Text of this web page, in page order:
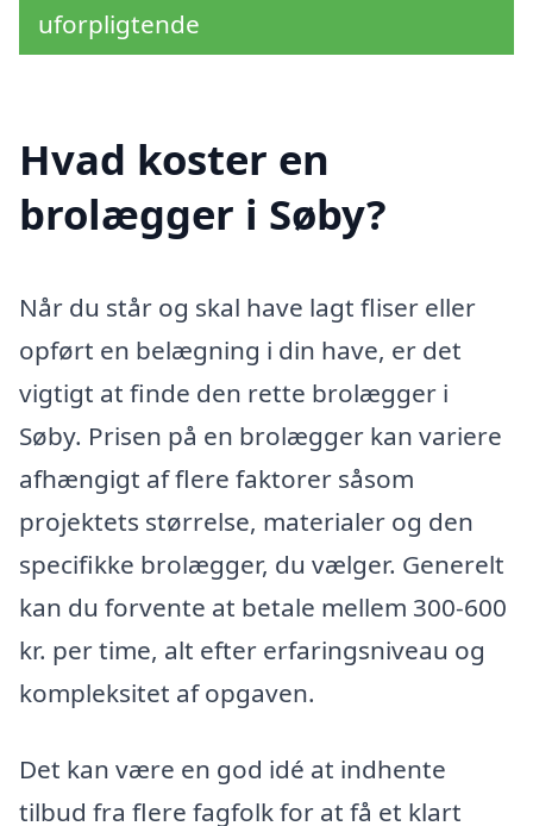
uforpligtende
Hvad koster en
brolægger i Søby?
Når du står og skal have lagt fliser eller
opført en belægning i din have, er det
vigtigt at finde den rette brolægger i
Søby. Prisen på en brolægger kan variere
afhængigt af flere faktorer såsom
projektets størrelse, materialer og den
specifikke brolægger, du vælger. Generelt
kan du forvente at betale mellem 300-600
kr. per time, alt efter erfaringsniveau og
kompleksitet af opgaven.
Det kan være en god idé at indhente
tilbud fra flere fagfolk for at få et klart